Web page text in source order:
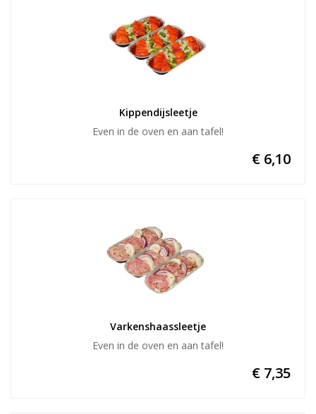
Kippendijsleetje
Even in de oven en aan tafel!
€ 6,10
Varkenshaassleetje
Even in de oven en aan tafel!
€ 7,35